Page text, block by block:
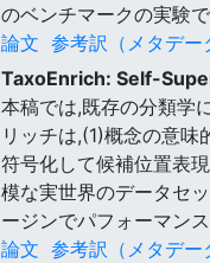
のベンチマークの実験
論文 参考訳（メタデー
TaxoEnrich: Self-
本稿では,既存の分類学
リッチは,(1)概念の意
符号化して候補位置表
模な実世界のデータセ
ージンでパフォーマン
論文 参考訳（メタデー